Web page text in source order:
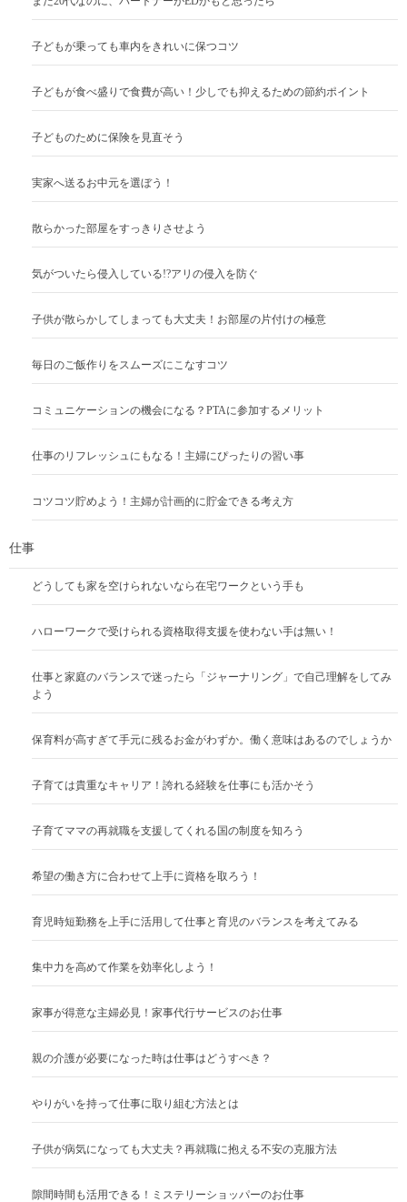
子どもが乗っても車内をきれいに保つコツ
子どもが食べ盛りで食費が高い！少しでも抑えるための節約ポイント
子どものために保険を見直そう
実家へ送るお中元を選ぼう！
散らかった部屋をすっきりさせよう
気がついたら侵入している!?アリの侵入を防ぐ
子供が散らかしてしまっても大丈夫！お部屋の片付けの極意
毎日のご飯作りをスムーズにこなすコツ
コミュニケーションの機会になる？PTAに参加するメリット
仕事のリフレッシュにもなる！主婦にぴったりの習い事
コツコツ貯めよう！主婦が計画的に貯金できる考え方
仕事
どうしても家を空けられないなら在宅ワークという手も
ハローワークで受けられる資格取得支援を使わない手は無い！
仕事と家庭のバランスで迷ったら「ジャーナリング」で自己理解をしてみ
よう
保育料が高すぎて手元に残るお金がわずか。働く意味はあるのでしょうか
子育ては貴重なキャリア！誇れる経験を仕事にも活かそう
子育てママの再就職を支援してくれる国の制度を知ろう
希望の働き方に合わせて上手に資格を取ろう！
育児時短勤務を上手に活用して仕事と育児のバランスを考えてみる
集中力を高めて作業を効率化しよう！
家事が得意な主婦必見！家事代行サービスのお仕事
親の介護が必要になった時は仕事はどうすべき？
やりがいを持って仕事に取り組む方法とは
子供が病気になっても大丈夫？再就職に抱える不安の克服方法
隙間時間も活用できる！ミステリーショッパーのお仕事